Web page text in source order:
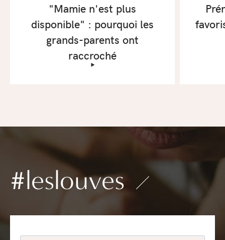
"Mamie n'est plus
disponible" : pourquoi les
grands-parents ont
raccroché
‣
#leslouves